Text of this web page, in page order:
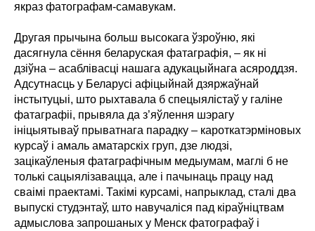
якраз фатографам-самавукам.
Другая прычына больш высокага ўзроўню, які
дасягнула сёння беларуская фатаграфія, – як ні
дзіўна – асаблівасці нашага адукацыйнага асяроддзя.
Адсутнасць у Беларусі афіцыйнай дзяржаўнай
інстытуцыі, што рыхтавала б спецыялістаў у галіне
фатаграфіі, прывяла да з’яўлення шэрагу
ініцыятываў прыватнага парадку – кароткатэрміновых
курсаў і амаль аматарскіх груп, дзе людзі,
зацікаўленыя фатаграфічным медыумам, маглі б не
толькі сацыялізавацца, але і пачынаць працу над
сваімі праектамі. Такімі курсамі, напрыклад, сталі два
выпускі студэнтаў, што навучаліся пад кіраўніцтвам
адмыслова запрошаных у Менск фатографаў і